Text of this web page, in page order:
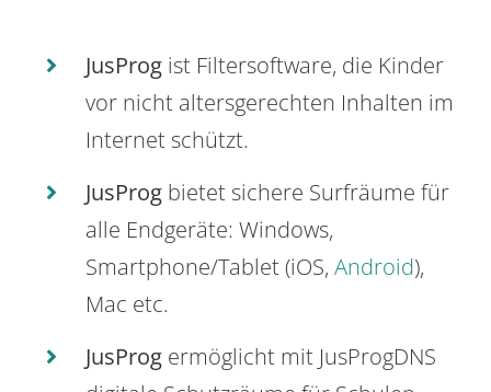
JusProg ist Filtersoftware, die Kinder
vor nicht altersgerechten Inhalten im
Internet schützt.
JusProg bietet sichere Surfräume für
alle Endgeräte: Windows,
Smartphone/Tablet (iOS, Android),
Mac etc.
JusProg ermöglicht mit JusProgDNS